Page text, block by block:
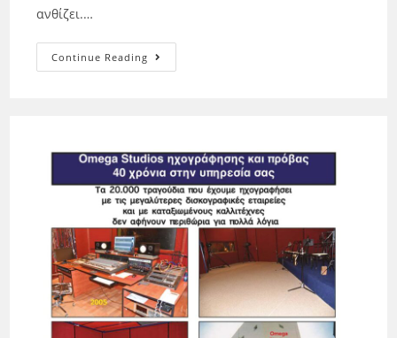
ανθίζει.…
Continue Reading